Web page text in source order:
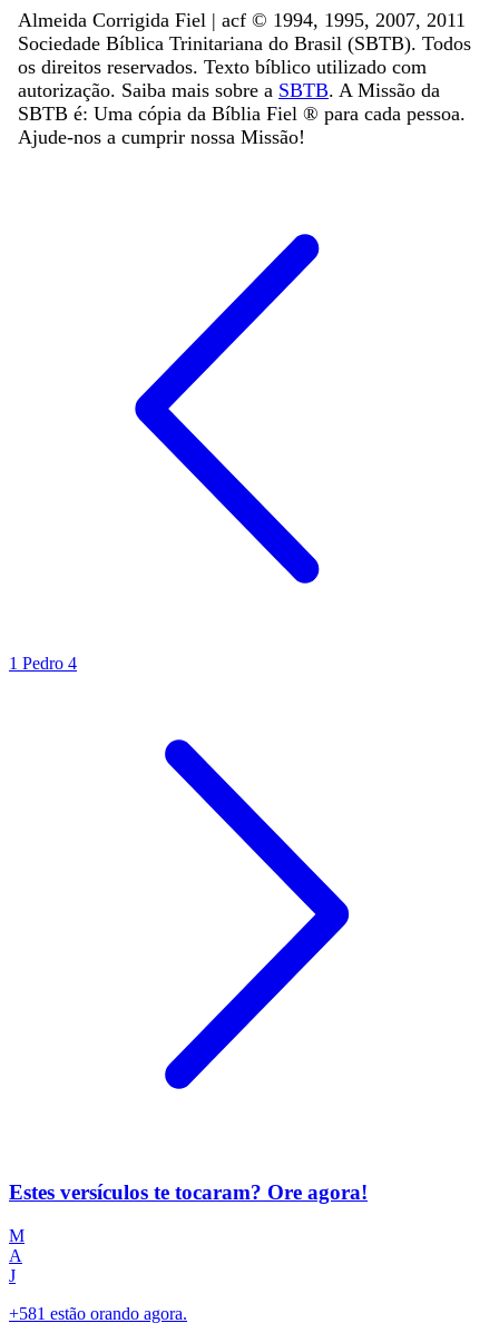
Almeida Corrigida Fiel | acf ©️ 1994, 1995, 2007, 2011
Sociedade Bíblica Trinitariana do Brasil (SBTB). Todos
os direitos reservados. Texto bíblico utilizado com
autorização. Saiba mais sobre a SBTB. A Missão da
SBTB é: Uma cópia da Bíblia Fiel ®️ para cada pessoa.
Ajude-nos a cumprir nossa Missão!
1 Pedro 4
Estes versículos te tocaram? Ore agora!
M
A
J
+581 estão orando agora.